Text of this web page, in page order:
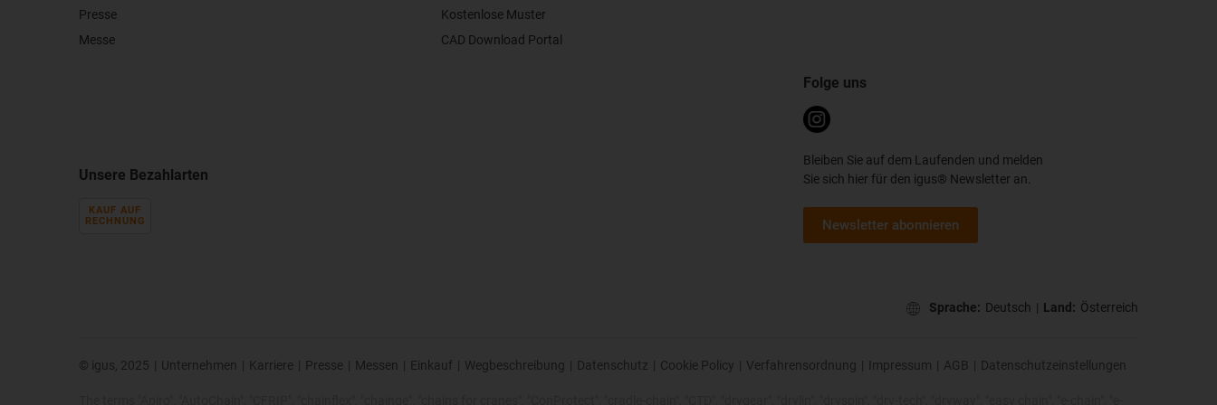
Presse
Messe
Kostenlose Muster
CAD Download Portal
Unsere Bezahlarten
KAUF AUF
RECHNUNG
Folge uns
Bleiben Sie auf dem Laufenden und melden
Sie sich hier für den igus® Newsletter an.
Newsletter abonnieren
Sprache: Deutsch | Land: Österreich
© igus, 2025 | Unternehmen | Karriere | Presse | Messen | Einkauf | Wegbeschreibung | Datenschutz | Cookie Policy | Verfahrensordnung | Impressum | AGB | Datenschutzeinstellungen